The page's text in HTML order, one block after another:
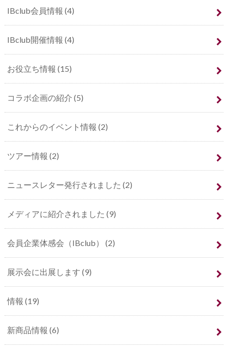
IBclub会員情報 (4)
IBclub開催情報 (4)
お役立ち情報 (15)
コラボ企画の紹介 (5)
これからのイベント情報 (2)
ツアー情報 (2)
ニュースレター発行されました (2)
メディアに紹介されました (9)
会員企業体感会（IBclub） (2)
展示会に出展します (9)
情報 (19)
新商品情報 (6)